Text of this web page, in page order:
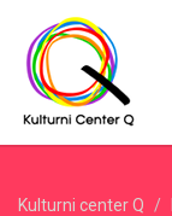
Kulturni center Q